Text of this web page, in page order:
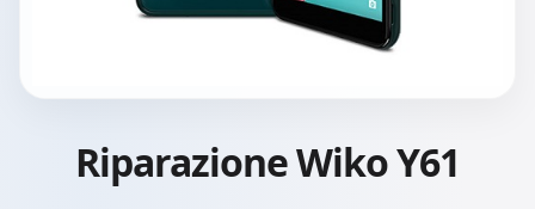
Riparazione Wiko Y61